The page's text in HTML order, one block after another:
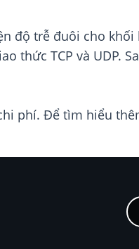
độ trễ đuôi cho
thức TCP và UDP.
phí. Để tìm hiểu